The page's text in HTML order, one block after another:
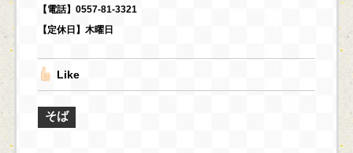
【電話】0557-81-3321
【定休日】木曜日
Like
そば